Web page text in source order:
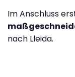
Im Anschluss
nach Lleida.